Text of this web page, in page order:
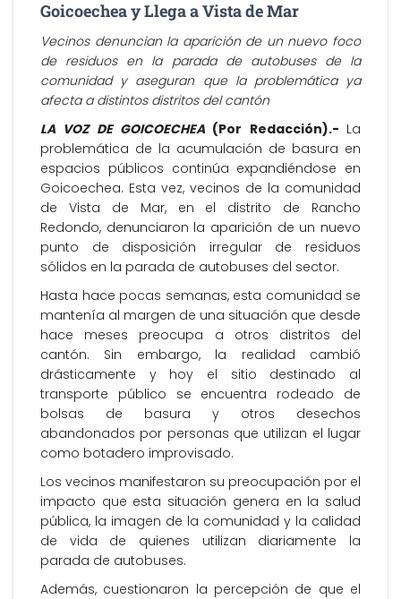
Goicoechea y Llega a Vista de Mar
Vecinos denuncian la aparición de un nuevo foco
de residuos en la parada de autobuses de la
comunidad y aseguran que la problemática ya
afecta a distintos distritos del cantón
LA VOZ DE GOICOECHEA (Por Redacción).- La
problemática de la acumulación de basura en
espacios públicos continúa expandiéndose en
Goicoechea. Esta vez, vecinos de la comunidad
de Vista de Mar, en el distrito de Rancho
Redondo, denunciaron la aparición de un nuevo
punto de disposición irregular de residuos
sólidos en la parada de autobuses del sector.
Hasta hace pocas semanas, esta comunidad se
mantenía al margen de una situación que desde
hace meses preocupa a otros distritos del
cantón. Sin embargo, la realidad cambió
drásticamente y hoy el sitio destinado al
transporte público se encuentra rodeado de
bolsas de basura y otros desechos
abandonados por personas que utilizan el lugar
como botadero improvisado.
Los vecinos manifestaron su preocupación por el
impacto que esta situación genera en la salud
pública, la imagen de la comunidad y la calidad
de vida de quienes utilizan diariamente la
parada de autobuses.
Además, cuestionaron la percepción de que el